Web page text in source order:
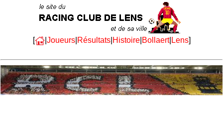
[ | Joueurs| Résultats| Histoire| Bollaert| Lens]